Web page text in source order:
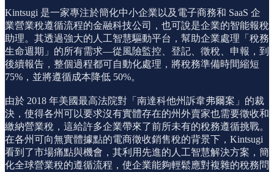
Kintsugi 是一家專注於簡化中小企業以及電子商務和 SaaS 企
業營業稅遵循流程的金融科技公司，也可說是企業的智能報稅
助理。其透過強大的人工智慧驅動平台，幫助企業處理「稅務
生命週期」的所有需求—從風險監控、登記、徵稅、申報，到
後續報告，整個過程都可自動化處理，將稅務準備時間縮短
75%，並將遵循成本降低 50%。
由於 2018 年美國最高法院對「南達科他州訴韋弗爾案」的裁
決，使得各州可以要求沒有實體存在的州外賣家也需要徵收和
繳納營業稅，這給許多企業帶來了前所未有的稅務遵循挑戰。
在各州可向無實體據點的電商徵收銷售稅的背景下，Kintsugi
看到了市場痛點與機會，其利用先進的人工智慧解決方案，簡
化全球營業稅的遵循流程，使企業能夠輕鬆應對複雜的稅務問